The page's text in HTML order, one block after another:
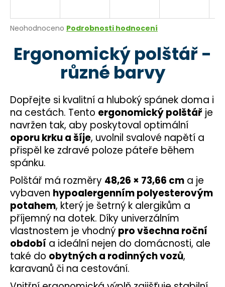
Průměrné
produktu
hvězdiček.
Neohodnoceno Podrobnosti hodnocení
Ergonomický polštář -
různé barvy
Dopřejte si kvalitní a hluboký spánek doma i
na cestách. Tento ergonomický polštář je
navržen tak, aby poskytoval optimální
oporu krku a šíje, uvolnil svalové napětí a
přispěl ke zdravé poloze páteře během
spánku.
Polštář má rozměry 48,26 × 73,66 cm a je
vybaven hypoalergenním polyesterovým
potahem, který je šetrný k alergikům a
příjemný na dotek. Díky univerzálním
vlastnostem je vhodný pro všechna roční
období a ideální nejen do domácnosti, ale
také do obytných a rodinných vozů,
karavanů či na cestování.
j
t
?
HLEDAT
D
o
p
o
r
u
č
u
j
e
m
e